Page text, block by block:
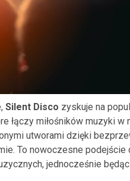
Silent Disco zyskuje na
łączy miłośników muzyki w
utworami dzięki
To nowoczesne
jednocześnie